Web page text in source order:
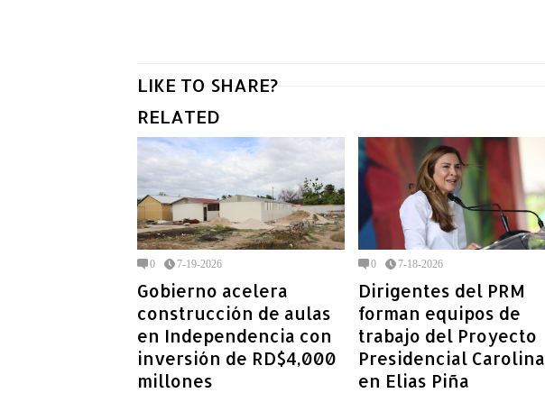
LIKE TO SHARE?
RELATED
0 7-19-2026
Gobierno acelera
construcción de aulas
en Independencia con
inversión de RD$4,000
millones
0 7-18-2026
Dirigentes del PRM
forman equipos de
trabajo del Proyecto
Presidencial Carolina
en Elias Piña